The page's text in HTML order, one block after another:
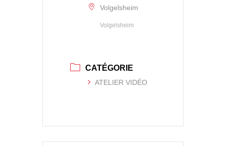
Volgelsheim
Volgelsheim
CATÉGORIE
ATELIER VIDÉO